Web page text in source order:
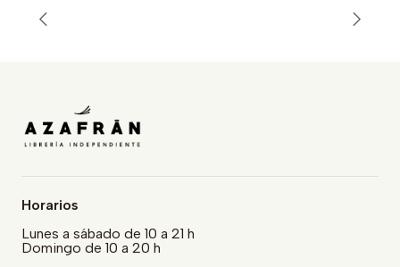
Horarios
Lunes a sábado de 10 a 21 h
Domingo de 10 a 20 h